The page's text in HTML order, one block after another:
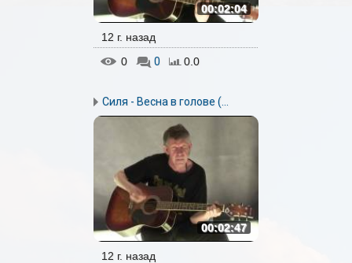
00:02:04
12 г. назад
0
0 0.0
Силя - Весна в голове (...
00:02:47
12 г. назад